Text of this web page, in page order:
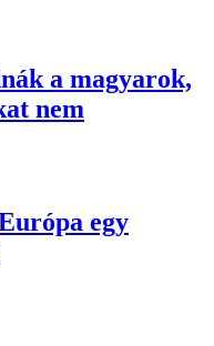
a magyarok,
nem
egy